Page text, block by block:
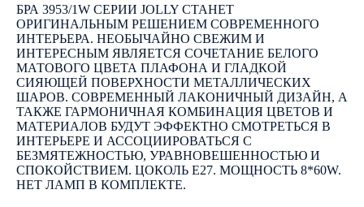
БРА 3953/1W СЕРИИ JOLLY СТАНЕТ
ОРИГИНАЛЬНЫМ РЕШЕНИЕМ СОВРЕМЕННОГО
ИНТЕРЬЕРА. НЕОБЫЧАЙНО СВЕЖИМ И
ИНТЕРЕСНЫМ ЯВЛЯЕТСЯ СОЧЕТАНИЕ БЕЛОГО
МАТОВОГО ЦВЕТА ПЛАФОНА И ГЛАДКОЙ
СИЯЮЩЕЙ ПОВЕРХНОСТИ МЕТАЛЛИЧЕСКИХ
ШАРОВ. СОВРЕМЕННЫЙ ЛАКОНИЧНЫЙ ДИЗАЙН, А
ТАКЖЕ ГАРМОНИЧНАЯ КОМБИНАЦИЯ ЦВЕТОВ И
МАТЕРИАЛОВ БУДУТ ЭФФЕКТНО СМОТРЕТЬСЯ В
ИНТЕРЬЕРЕ И АССОЦИИРОВАТЬСЯ С
БЕЗМЯТЕЖНОСТЬЮ, УРАВНОВЕШЕННОСТЬЮ И
СПОКОЙСТВИЕМ. ЦОКОЛЬ E27. МОЩНОСТЬ 8*60W.
НЕТ ЛАМП В КОМПЛЕКТЕ.